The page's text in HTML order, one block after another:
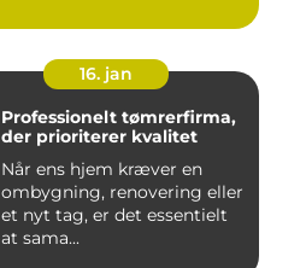
16. jan
Professionelt tømrerfirma,
der prioriterer kvalitet
Når ens hjem kræver en
ombygning, renovering eller
et nyt tag, er det essentielt
at sama...